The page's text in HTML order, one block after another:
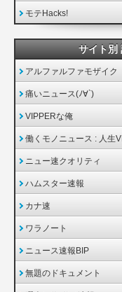
モテHacks!
サイト別
アルファルファモザイク
痛いニュース(ﾉ∀`)
VIPPERな俺
働くモノニュース : 人生
ニュー速クオリティ
ハムスター速報
カナ速
ワラノート
ニュース速報BIP
無題のドキュメント